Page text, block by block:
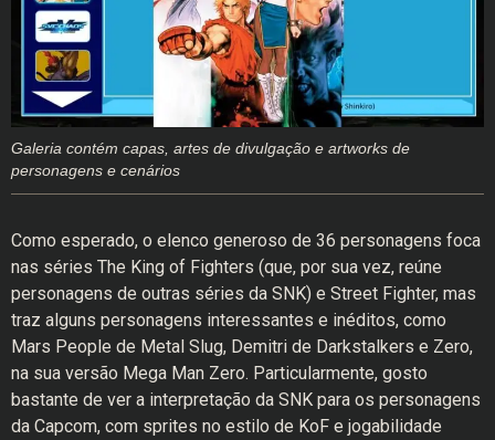
Galeria contém capas, artes de divulgação e artworks de
personagens e cenários
Como esperado, o elenco generoso de 36 personagens foca
nas séries The King of Fighters (que, por sua vez, reúne
personagens de outras séries da SNK) e Street Fighter, mas
traz alguns personagens interessantes e inéditos, como
Mars People de Metal Slug, Demitri de Darkstalkers e Zero,
na sua versão Mega Man Zero. Particularmente, gosto
bastante de ver a interpretação da SNK para os personagens
da Capcom, com sprites no estilo de KoF e jogabilidade